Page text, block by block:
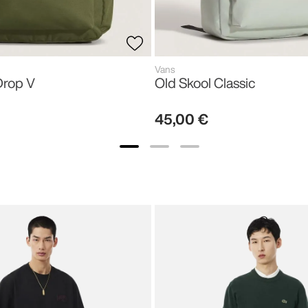
V
Vans
Old Skool Classic
45,00 €